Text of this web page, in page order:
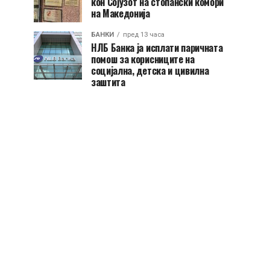
на Македонија
БАНКИ пред 13 часа
НЛБ Банка ја исплати паричната
помош за корисниците на
социјална, детска и цивилна
заштита